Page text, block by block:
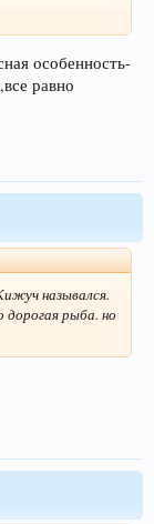
особенность-
равно
назывался.
дорогая рыба. но